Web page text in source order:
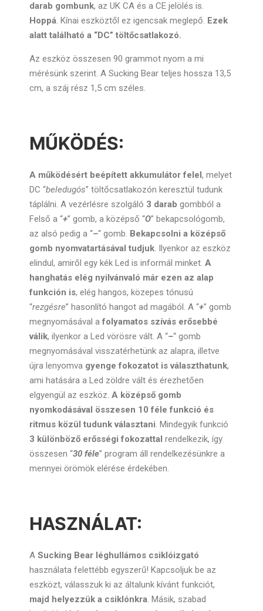
darab gombunk, az UK CA és a CE jelölés is.
Hoppá. Kínai eszköztől ez igencsak meglepő. Ezek
alatt található a “DC” töltőcsatlakozó.
Az eszköz összesen 90 grammot nyom a mi
mérésünk szerint. A Sucking Bear teljes hossza 13,5
cm, a száj rész 1,5 cm széles.
MŰKÖDÉS:
A működésért beépített akkumulátor felel, melyet
DC “beledugós” töltőcsatlakozón keresztül tudunk
táplálni. A vezérlésre szolgáló 3 darab gombból a
Felső a “+” gomb, a középső “O” bekapcsológomb,
az alsó pedig a “–“ gomb. Bekapcsolni a középső
gomb nyomvatartásával tudjuk. Ilyenkor az eszköz
elindul, amiről egy kék Led is informál minket. A
hanghatás elég nyilvánvaló már ezen az alap
funkción is, elég hangos, közepes tónusú
“rezgésre” hasonlító hangot ad magából. A “+” gomb
megnyomásával afolyamatos szívás erősebbé
válik, ilyenkor a Led vörösre vált. A “–“ gomb
megnyomásával visszatérhetünk az alapra, illetve
újra lenyomva gyenge fokozatot is választhatunk,
ami hatására a Led zöldre vált és érezhetően
elgyengül az eszköz. A középső gomb
nyomkodásával összesen 10 féle funkció és
ritmus közül tudunk választani. Mindegyik funkció
3 különböző erősségi fokozattal rendelkezik, így
összesen “30 féle” program áll rendelkezésünkre a
mennyei örömök elérése érdekében.
HASZNÁLAT:
A Sucking Bear léghullámos csiklóizgató
használata felettébb egyszerű! Kapcsoljuk be az
eszközt, válasszuk ki az általunk kívánt funkciót,
majd helyezzük a csiklónkra. Másik, szabad